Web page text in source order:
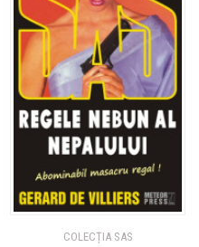
COLECȚIA SAS